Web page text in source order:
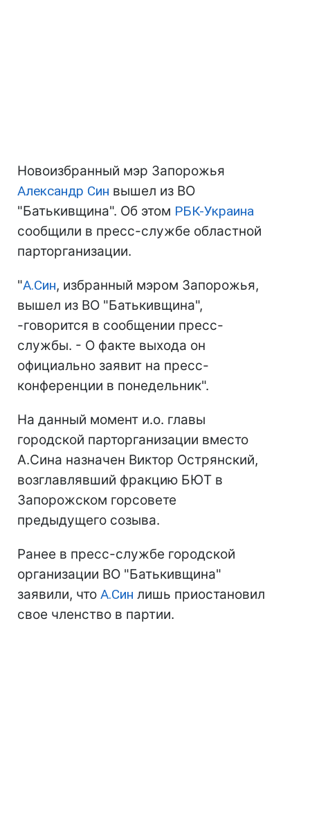
Новоизбранный мэр Запорожья
Александр Син вышел из ВО
"Батькивщина". Об этом РБК-Украина
сообщили в пресс-службе областной
парторганизации.
"А.Син, избранный мэром Запорожья,
вышел из ВО "Батькивщина",
-говорится в сообщении пресс-
службы. - О факте выхода он
официально заявит на пресс-
конференции в понедельник".
На данный момент и.о. главы
городской парторганизации вместо
А.Сина назначен Виктор Острянский,
возглавлявший фракцию БЮТ в
Запорожском горсовете
предыдущего созыва.
Ранее в пресс-службе городской
организации ВО "Батькивщина"
заявили, что А.Син лишь приостановил
свое членство в партии.